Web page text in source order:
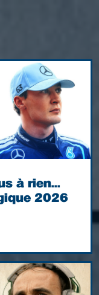
à rien...
2026